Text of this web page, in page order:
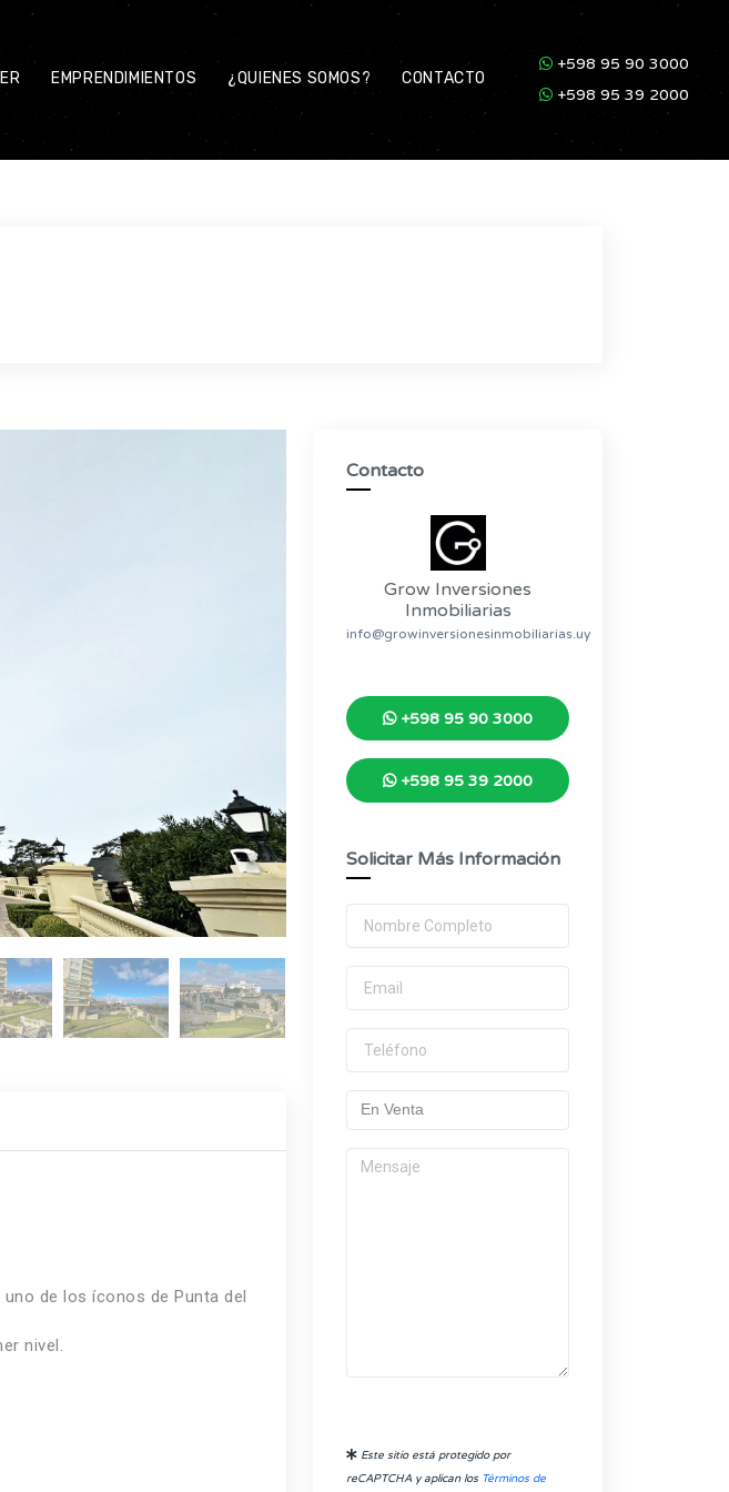
EMPRENDIMIENTOS ¿QUIENES SOMOS? CONTACTO
+598 95 90 3000
+598 95 39 2000
de los íconos de Punta del
nivel.
Contacto
Grow Inversiones
Inmobiliarias
info@growinversionesinmobiliarias.uy
+598 95 90 3000
+598 95 39 2000
Solicitar Más Información
Este sitio está protegido por
reCAPTCHA y aplican los Términos de